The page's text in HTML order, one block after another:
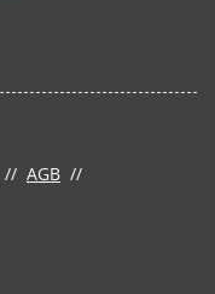
// AGB //